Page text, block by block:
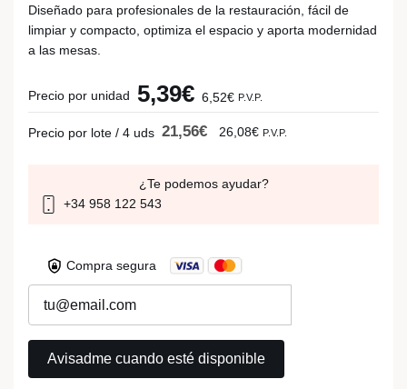
Diseñado para profesionales de la restauración, fácil de
limpiar y compacto, optimiza el espacio y aporta modernidad
a las mesas.
Precio por unidad 5,39€ 6,52€ P.V.P.
Precio por lote / 4 uds 21,56€ 26,08€ P.V.P.
¿Te podemos ayudar?
+34 958 122 543
Compra segura